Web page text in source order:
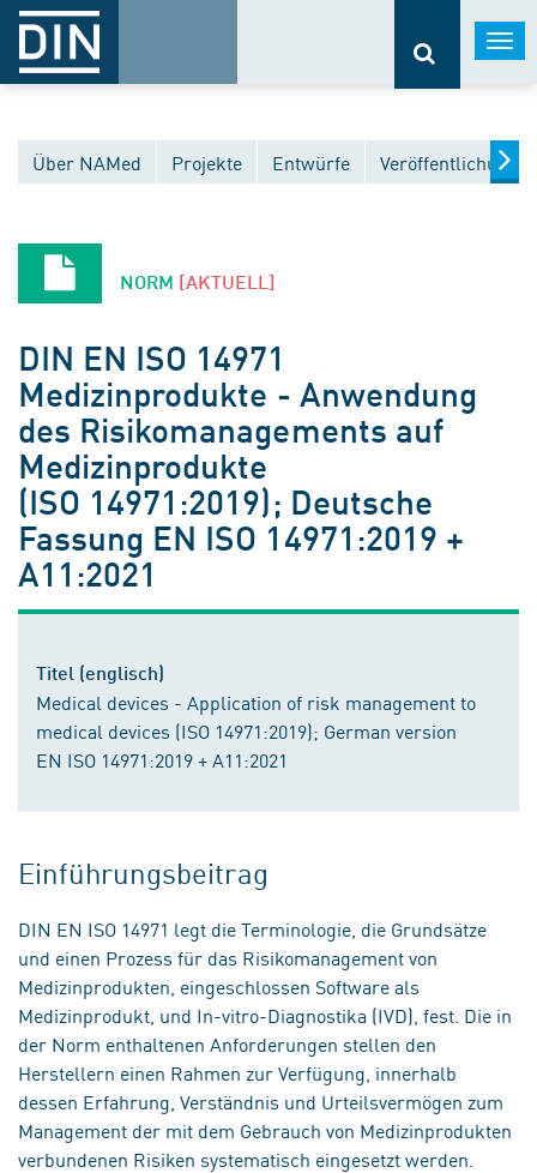
Über NAMed Projekte Entwürfe
NORM [AKTUELL]
DIN EN ISO 14971
Medizinprodukte - Anwendung
des Risikomanagements auf
Medizinprodukte
(ISO 14971:2019); Deutsche
Fassung EN ISO 14971:2019 +
A11:2021
Titel (englisch)
Medical devices - Application of risk management to
medical devices (ISO 14971:2019); German version
EN ISO 14971:2019 + A11:2021
Einführungsbeitrag
DIN EN ISO 14971 legt die Terminologie, die Grundsätze
und einen Prozess für das Risikomanagement von
Medizinprodukten, eingeschlossen Software als
Medizinprodukt, und In-vitro-Diagnostika (IVD), fest. Die in
der Norm enthaltenen Anforderungen stellen den
Herstellern einen Rahmen zur Verfügung, innerhalb
dessen Erfahrung, Verständnis und Urteilsvermögen zum
Management der mit dem Gebrauch von Medizinprodukten
verbundenen Risiken systematisch eingesetzt werden.